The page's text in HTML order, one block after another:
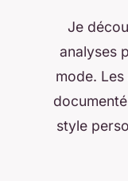
Je
analyses
mode.
style